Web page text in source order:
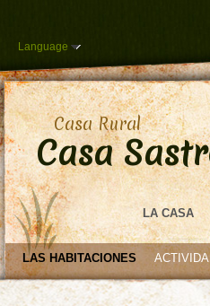
Language
Casa Rural
Casa
LA CASA
LAS HABITACIONES